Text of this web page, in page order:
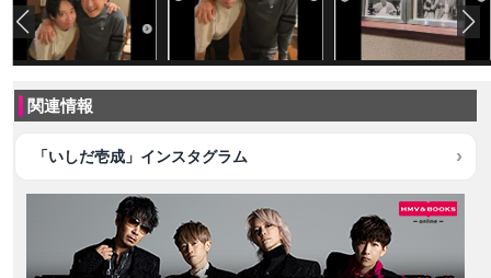
関連情報
「いしだ壱成」インスタグラム